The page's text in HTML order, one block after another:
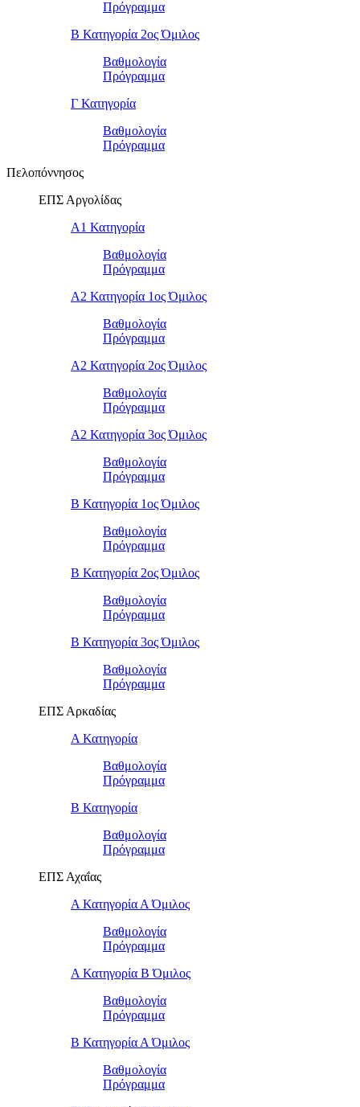
Πρόγραμμα
Β Κατηγορία 2ος Όμιλος
Βαθμολογία
Πρόγραμμα
Γ Κατηγορία
Βαθμολογία
Πρόγραμμα
Πελοπόννησος
ΕΠΣ Αργολίδας
Α1 Κατηγορία
Βαθμολογία
Πρόγραμμα
Α2 Κατηγορία 1ος Όμιλος
Βαθμολογία
Πρόγραμμα
Α2 Κατηγορία 2ος Όμιλος
Βαθμολογία
Πρόγραμμα
Α2 Κατηγορία 3ος Όμιλος
Βαθμολογία
Πρόγραμμα
Β Κατηγορία 1ος Όμιλος
Βαθμολογία
Πρόγραμμα
Β Κατηγορία 2ος Όμιλος
Βαθμολογία
Πρόγραμμα
Β Κατηγορία 3ος Όμιλος
Βαθμολογία
Πρόγραμμα
ΕΠΣ Αρκαδίας
Α Κατηγορία
Βαθμολογία
Πρόγραμμα
Β Κατηγορία
Βαθμολογία
Πρόγραμμα
ΕΠΣ Αχαΐας
Α Κατηγορία Α Όμιλος
Βαθμολογία
Πρόγραμμα
Α Κατηγορία Β Όμιλος
Βαθμολογία
Πρόγραμμα
Β Κατηγορία Α Όμιλος
Βαθμολογία
Πρόγραμμα